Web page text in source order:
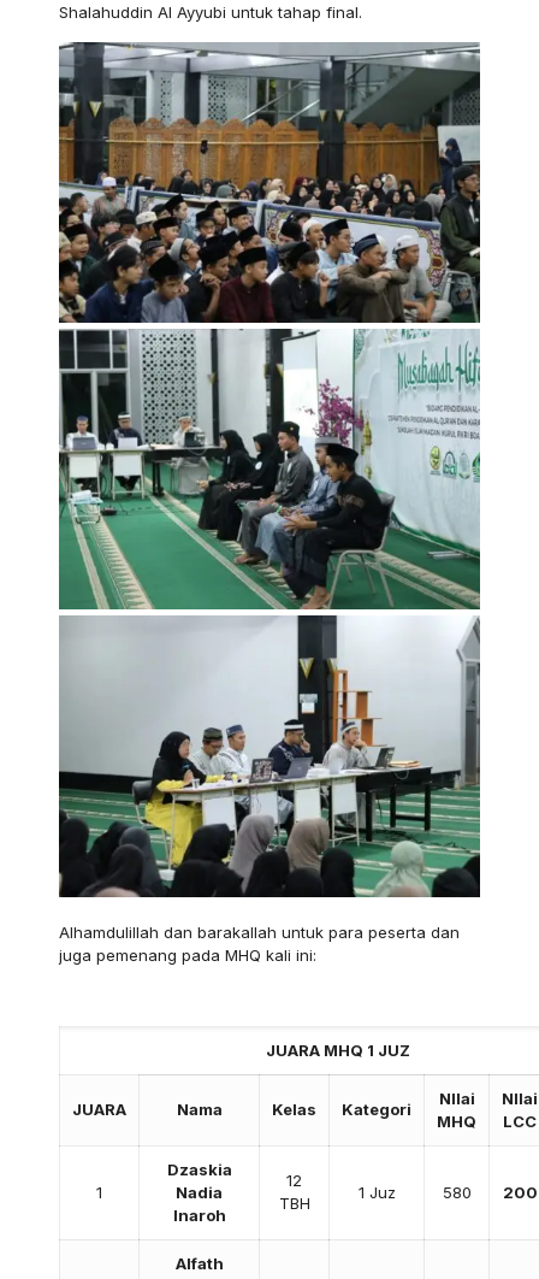
Shalahuddin Al Ayyubi untuk tahap final.
Alhamdulillah dan barakallah untuk para peserta dan
juga pemenang pada MHQ kali ini:
JUARA MHQ 1 JUZ
JUARA Nama Kelas Kategori
NIlai
MHQ
NIlai
LCC
1
Dzaskia
Nadia
Inaroh
12
TBH
1 Juz 580 200
Alfath